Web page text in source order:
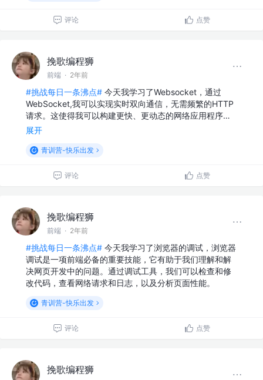
评论 点赞
挽歌编程狮
前端 · 2年前
#挑战每日一条沸点# 今天我学习了Websocket，通过
WebSocket,我可以实现实时双向通信，无需频繁的HTTP
请求。这使得我可以构建更快、更动态的网络应用程序…
展开
青训营-快乐出发
评论 点赞
挽歌编程狮
前端 · 2年前
#挑战每日一条沸点# 今天我学习了浏览器的调试，浏览器
调试是一项前端必备的重要技能，它有助于我们理解和解
决网页开发中的问题。通过调试工具，我们可以检查和修
改代码，查看网络请求和日志，以及分析页面性能。
青训营-快乐出发
评论 点赞
挽歌编程狮